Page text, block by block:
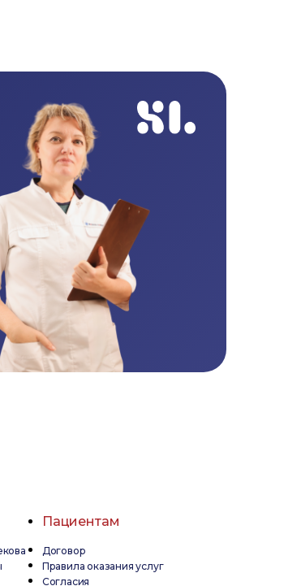
Пациентам
Договор
Правила оказания услуг
Согласия